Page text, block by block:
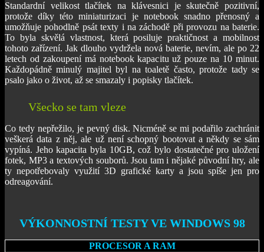
Standardní velikost tlačítek na klávesnici je skutečně pozitivní,
protože díky této miniaturizaci je notebook snadno přenosný a
umožňuje pohodlně psát texty i na záchodě při provozu na baterie.
To byla skvělá vlastnost, která posiluje praktičnost a mobilnost
tohoto zařízení. Jak dlouho vydržela nová baterie, nevím, ale po 22
letech od zakoupení má notebook kapacitu už pouze na 10 minut.
Každopádně minulý majitel byl na toaletě často, protože tady se
psalo jako o život, až se smazaly i popisky tlačítek.
Všecko se tam vleze
Co tedy nepřežilo, je pevný disk. Nicméně se mi podařilo zachránit
veškerá data z něj, ale už není schopný bootovat a někdy se sám
vypíná. Jeho kapacita byla 10GB, což bylo dostatečné pro uložení
fotek, MP3 a textových souborů. Jsou tam i nějaké původní hry, ale
ty nepotřebovaly využití 3D grafické karty a jsou spíše jen pro
odreagování.
VÝKONNOSTNÍ TESTY VE WINDOWS 98
PROCESOR A RAM